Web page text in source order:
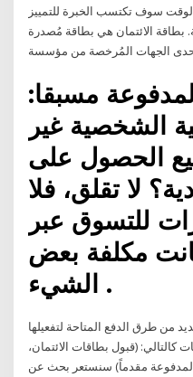
سوف تكتسب الخبرة للتمييز
بطاقة الائتمان هي بطاقة مُصدرة
الجهات المُرخصة من مؤسسة
مسبقا:
الشخصية غير
الحصول على
لا تقلق، فلا
للتسوق عبر
مكلفة بعض
الشيء .
من طرق الدفع المتاحة لتفعيلها
(قبول بطاقات الائتمان،
المدفوعة مقدماً) سنستعر بحث عن